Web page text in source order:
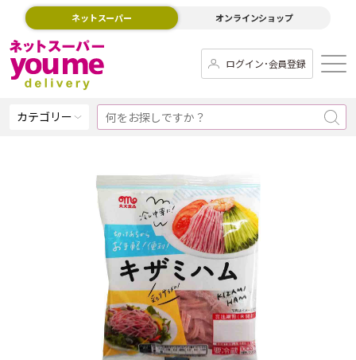
ネットスーパー オンラインショップ
ログイン･会員登録
カテゴリー